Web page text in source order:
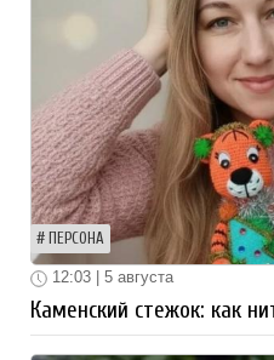
ПЕРСОНА
12:03 | 5 августа
Каменский стежок: как